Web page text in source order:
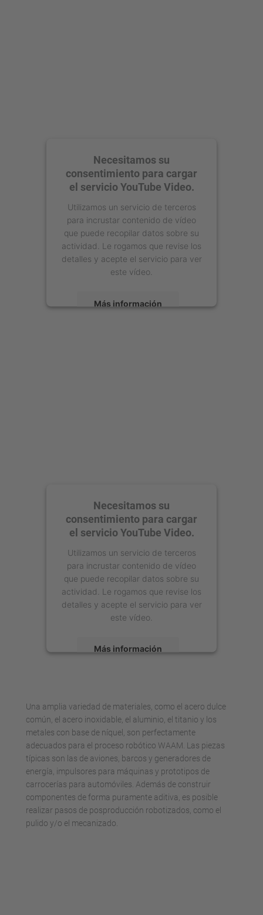
Necesitamos su
consentimiento para cargar
el servicio YouTube Video.
Utilizamos un servicio de terceros
para incrustar contenido de vídeo
que puede recopilar datos sobre su
actividad. Le rogamos que revise los
detalles y acepte el servicio para ver
este vídeo.
Más información
Necesitamos su
consentimiento para cargar
el servicio YouTube Video.
Utilizamos un servicio de terceros
para incrustar contenido de vídeo
que puede recopilar datos sobre su
actividad. Le rogamos que revise los
detalles y acepte el servicio para ver
este vídeo.
Más información
Management Platform
Una amplia variedad de materiales, como el acero dulce
común, el acero inoxidable, el aluminio, el titanio y los
metales con base de níquel, son perfectamente
adecuados para el proceso robótico WAAM. Las piezas
típicas son las de aviones, barcos y generadores de
energía, impulsores para máquinas y prototipos de
carrocerías para automóviles. Además de construir
componentes de forma puramente aditiva, es posible
realizar pasos de posproducción robotizados, como el
pulido y/o el mecanizado.